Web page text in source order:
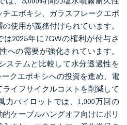
エポキシ、ガラスフレークエポ
使用が義務付けられています。
2025年に7GWの権利が付与さ
への需要が強化されています。
ステムと比較して水分透過性を
クエポキシへの投資を進め、電
イフサイクルコストを削減して
力パイロットでは、1,000万回の
ケーブルハングオフ向けにポリ